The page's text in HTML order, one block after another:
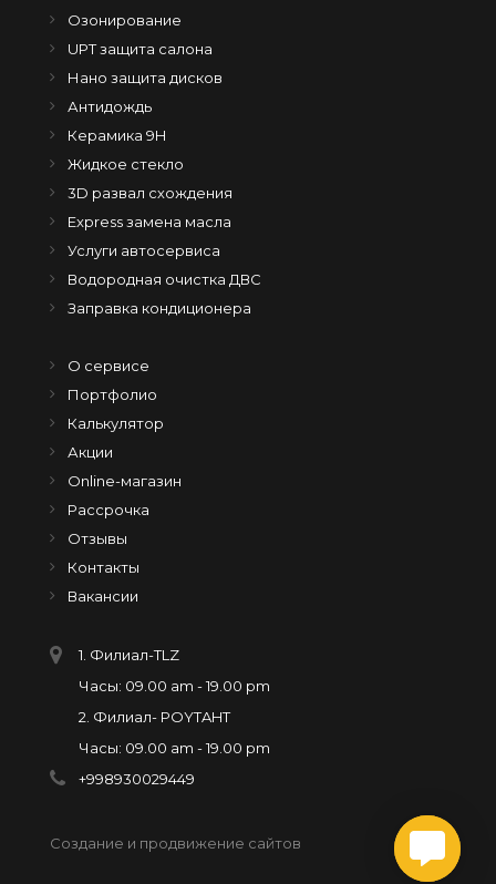
Озонирование
UPT защита салона
Нано защита дисков
Антидождь
Керамика 9H
Жидкое стекло
3D развал схождения
Express замена масла
Услуги автосервиса
Водородная очистка ДВС
Заправка кондиционера
О сервисе
Портфолио
Калькулятор
Акции
Online-магазин
Рассрочка
Отзывы
Контакты
Вакансии
1. Филиал-TLZ
Часы: 09.00 am - 19.00 pm
2. Филиал- POYTAHT
Часы: 09.00 am - 19.00 pm
+998930029449
Создание и продвижение сайтов